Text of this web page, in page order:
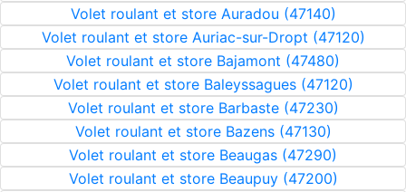
Volet roulant et store Auradou (47140)
Volet roulant et store Auriac-sur-Dropt (47120)
Volet roulant et store Bajamont (47480)
Volet roulant et store Baleyssagues (47120)
Volet roulant et store Barbaste (47230)
Volet roulant et store Bazens (47130)
Volet roulant et store Beaugas (47290)
Volet roulant et store Beaupuy (47200)